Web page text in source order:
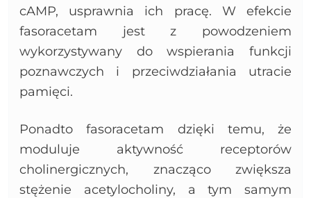
cAMP, usprawnia ich pracę. W efekcie
fasoracetam jest z powodzeniem
wykorzystywany do wspierania funkcji
poznawczych i przeciwdziałania utracie
pamięci.
Ponadto fasoracetam dzięki temu, że
moduluje aktywność receptorów
cholinergicznych, znacząco zwiększa
stężenie acetylocholiny, a tym samym